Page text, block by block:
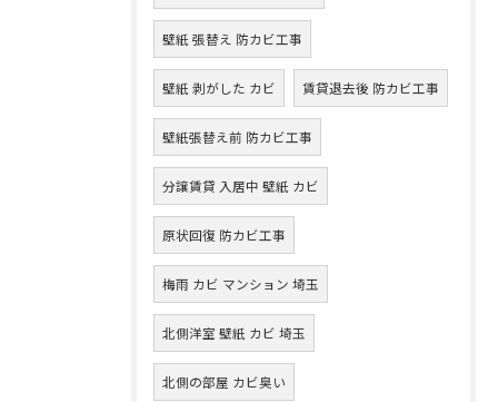
壁紙 張替え 防カビ工事
壁紙 剥がした カビ 賃貸退去後 防カビ工事
壁紙張替え前 防カビ工事
分譲賃貸 入居中 壁紙 カビ
原状回復 防カビ工事
梅雨 カビ マンション 埼玉
北側洋室 壁紙 カビ 埼玉
北側の部屋 カビ臭い